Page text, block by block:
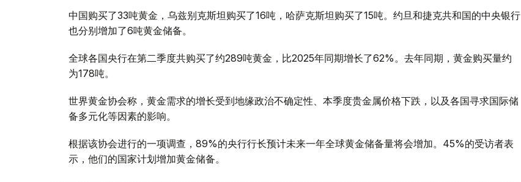
中国购买了33吨黄金，乌兹别克斯坦购买了16吨，哈萨克斯坦购买了15吨。约旦和捷克共和国的中央银行
也分别增加了6吨黄金储备。
全球各国央行在第二季度共购买了约289吨黄金，比2025年同期增长了62%。去年同期，黄金购买量约
为178吨。
世界黄金协会称，黄金需求的增长受到地缘政治不确定性、本季度贵金属价格下跌，以及各国寻求国际储
备多元化等因素的影响。
根据该协会进行的一项调查，89%的央行行长预计未来一年全球黄金储备量将会增加。45%的受访者表
示，他们的国家计划增加黄金储备。